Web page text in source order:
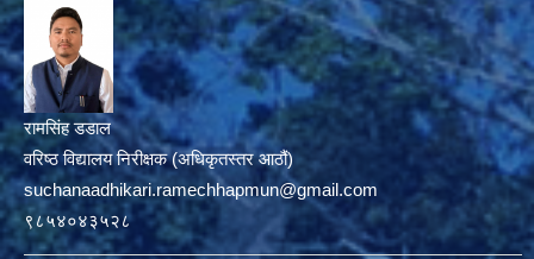
रामसिंह डडाल
वरिष्ठ विद्यालय निरीक्षक (अधिकृतस्तर आठौं)
suchanaadhikari.ramechhapmun@gmail.com
९८५४०४३५२८